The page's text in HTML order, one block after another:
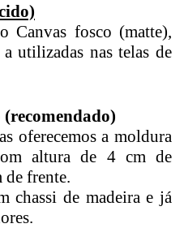
Canvas fosco (matte),
utilizadas nas telas de
oferecemos a moldura
altura de 4 cm de
frente.
chassi de madeira e já